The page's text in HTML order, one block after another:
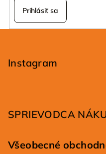
Prihlásiť sa
Instagram
SPRIEVODCA
Všeobecné